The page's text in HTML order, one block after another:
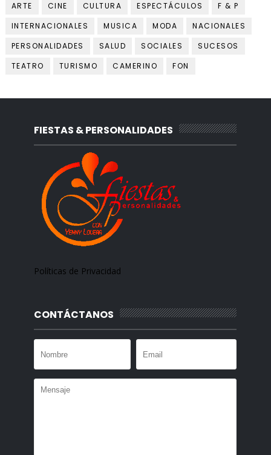
ARTE CINE CULTURA ESPECTÁCULOS
F & P
INTERNACIONALES
MUSICA MODA
NACIONALES
PERSONALIDADES
SALUD SOCIALES
SUCESOS
TEATRO
TURISMO CAMERINO FON
FIESTAS & PERSONALIDADES
Políticas de Privacidad
CONTÁCTANOS